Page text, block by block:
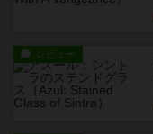
レビュー